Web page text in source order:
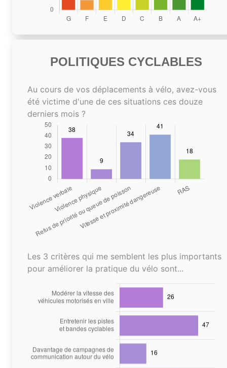
POLITIQUES CYCLABLES
Au cours de vos déplacements à vélo, avez-vous
été victime d'une de ces situations ces douze
derniers mois ?
Les 3 critères qui me semblent les plus importants
pour améliorer la pratique du vélo sont...